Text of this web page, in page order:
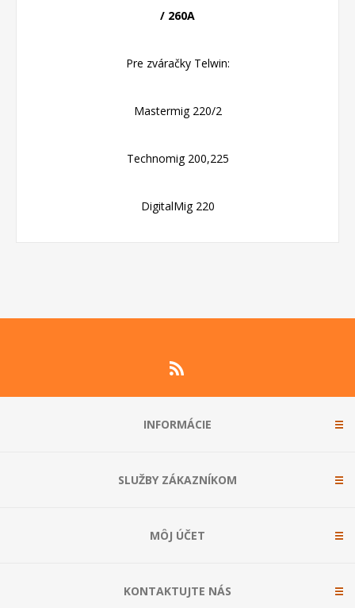
/ 260A
Pre zváračky Telwin:
Mastermig 220/2
Technomig 200,225
DigitalMig 220
INFORMÁCIE
SLUŽBY ZÁKAZNÍKOM
MÔJ ÚČET
KONTAKTUJTE NÁS